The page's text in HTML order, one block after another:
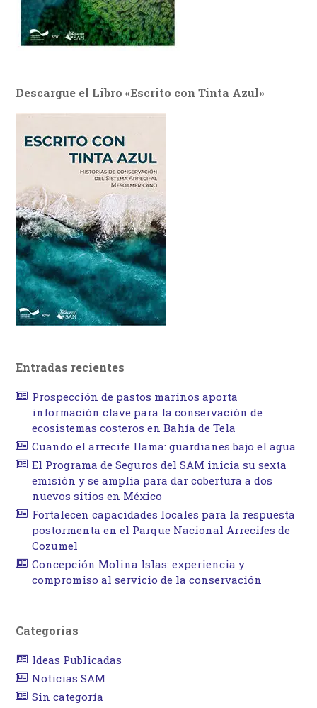
Descargue el Libro «Escrito con Tinta Azul»
Entradas recientes
Prospección de pastos marinos aporta
información clave para la conservación de
ecosistemas costeros en Bahía de Tela
Cuando el arrecife llama: guardianes bajo el agua
El Programa de Seguros del SAM inicia su sexta
emisión y se amplía para dar cobertura a dos
nuevos sitios en México
Fortalecen capacidades locales para la respuesta
postormenta en el Parque Nacional Arrecifes de
Cozumel
Concepción Molina Islas: experiencia y
compromiso al servicio de la conservación
Categorías
Ideas Publicadas
Noticias SAM
Sin categoría